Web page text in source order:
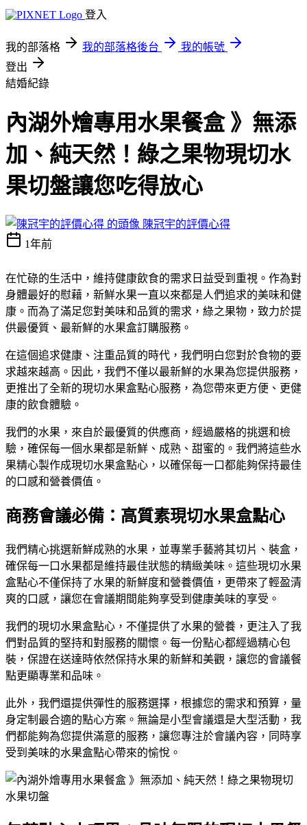
登入
我的部落格 我的部落格後台
我的帳號
登出
結婚紀錄
內湖外燴專用水果餐盒 》無添
加、純天然！綠之果物現切水
果切盤讓您吃得放心
陳冠宇的評價心得
1年前
在忙碌的生活中，維持健康飲食的需求日益受到重視。作為對
身體最好的慰藉，新鮮水果一直以來都是人們追求的美味和健
康。而為了滿足您對美味和品質的需求，綠之果物，致力於提
供最優質、最新鮮的水果盒訂購服務。
在這個追求健康、注重品質的時代，我們明白您對於食物的要
求越來越高。因此，我們不僅以最新鮮的水果為您提供服務，
更推出了全新的現切水果盒點心服務，為您帶來更方便、更健
康的飲食體驗。
我們的水果，來自於最優質的供應商，經過嚴格的挑選和檢
驗，確保每一個水果都是新鮮、成熟、甜蜜的。我們將這些水
果精心製作成現切水果盒點心，以確保每一口都能夠保持最佳
的口感和營養價值。
商務會議必備：高質素現切水果盒點心
我們精心挑選新鮮成熟的水果，並專業手藝將其切片、裝盒，
確保每一口水果都是維持最佳狀態的精緻美味。這些現切水果
盒點心不僅保持了水果的新鮮度和營養價值，更帶來了輕盈清
爽的口感，讓您在會議期間能夠享受到健康美味的享受。
我們的現切水果盒點心，不僅提供了水果的營養，更注入了我
們對品質的堅持和對服務的關懷。每一份點心都經過精心包
裝，保證在送達時依然保持水果的新鮮和美觀，讓您的會議餐
點更顯專業和品味。
此外，我們還提供彈性的服務選擇，根據您的需求和預算，量
身定制最合適的點心方案。無論是小型會議還是大型活動，我
們都能夠為您提供滿意的服務，讓您專注於會議內容，同時享
受到美味的水果盒點心帶來的愉悅。